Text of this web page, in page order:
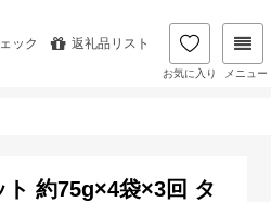
ック 返礼品リスト
お気に入り メニュー
ト 約75g×4袋×3回 タ